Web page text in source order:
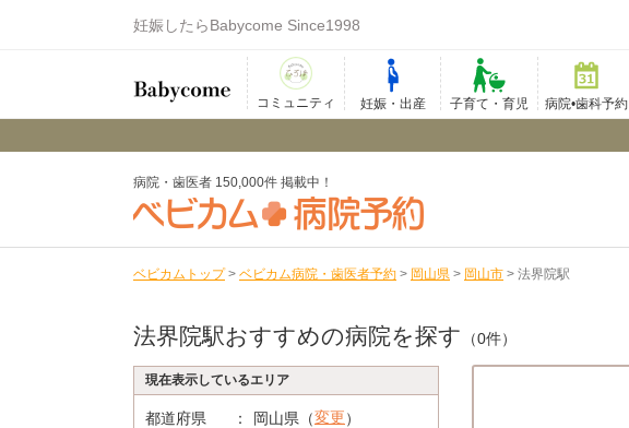
妊娠したらBabycome Since1998
コミュニティ 妊娠・出産 子育て・育児 病院•歯科予約
病院・歯医者 150,000件 掲載中！
ベビカムトップ > ベビカム病院・歯医者予約 > 岡山県 > 岡山市 > 法界院駅
法界院駅おすすめの病院を探す （0件）
現在表示しているエリア
都道府県 岡山県（変更）